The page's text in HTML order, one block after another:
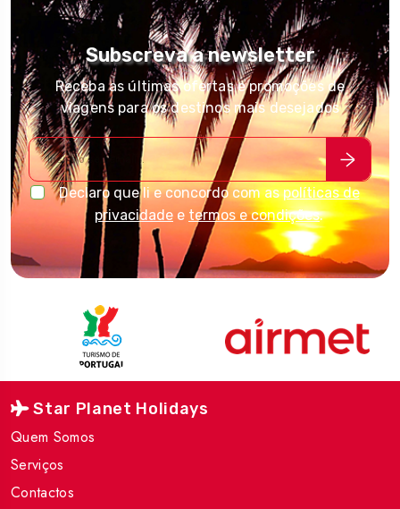
Subscreva a newsletter
Receba as últimas ofertas e promoções de
viagens para os destinos mais desejados
Declaro que li e concordo com aspolíticas de
privacidade e termos e condições.
Star Planet Holidays
Quem Somos
Serviços
Contactos